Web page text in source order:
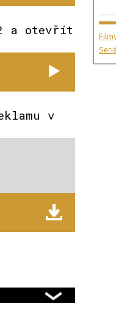
a otevřít
v